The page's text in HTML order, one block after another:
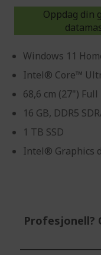
Oppdag din
Windows 11
Intel® Core™
68,6 cm (27") Full
16 GB, DDR5
1 TB SSD
Intel® Graphics
Profesjonell?